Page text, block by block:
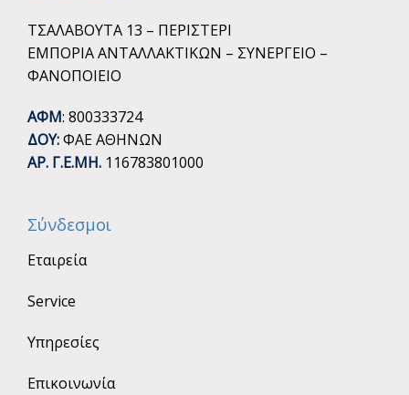
ΤΣΑΛΑΒΟΥΤΑ 13 – ΠΕΡΙΣΤΕΡΙ
ΕΜΠΟΡΙΑ ΑΝΤΑΛΛΑΚΤΙΚΩΝ – ΣΥΝΕΡΓΕΙΟ –
ΦΑΝΟΠΟΙΕΙΟ
ΑΦΜ: 800333724
ΔΟΥ:ΦΑΕ ΑΘΗΝΩΝ
ΑΡ. Γ.Ε.ΜΗ. 116783801000
Σύνδεσμοι
Εταιρεία
Service
Υπηρεσίες
Επικοινωνία